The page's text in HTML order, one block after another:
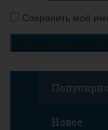
Сохранить моё
Новое